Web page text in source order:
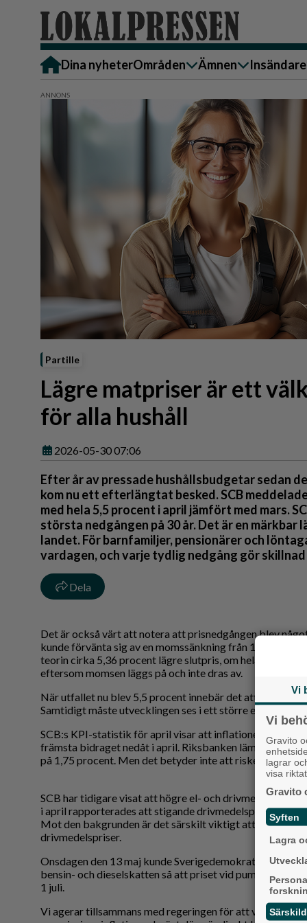
Dina nyheterOmråden
Alingsås
Härryda
Lerum
Partille
Göteborg
Backa/Kärra
Hisingen
Sydväst
Ämnen
Bostad
Ekonomi
Krönika
Kultur & Nöje
Familj
Nyheter
Näringsliv
Omsorg
Politik
Reportage
Sport
Insändare
Skicka
Härryda
Lerum
Göteborg
Backa/
Hisingen
Sydväst
Partille
Lägre matpriser är ett
för alla hushåll
2026-05-30 07:06
Efter år av pressade hushållsbudgetar sedan
kom nu ett efterlängtat besked. SCB
med hela 5,5 procent i april jämfört med mars.
största nedgången på 30 år. Det är en märkbar
landet. För barnfamiljer, pensionärer och
vardagen, och varje tydlig nedgång gör
Dela
Det är också värt att notera att prisnedgången blev
kunde förvänta sig av en momssänkning från 12 till 6
teorin cirka 5,36 procent lägre slutpris, om hela effekten
eftersom momsen läggs på och inte dras av.
När utfallet nu blev 5,5 procent innebär det att
Samtidigt måste utvecklingen ses i ett större ekonomiskt
SCB:s KPI-statistik för april visar att inflationenfortsatt
främsta bidraget nedåt i april. Riksbanken lämnade
på 1,75 procent. Men det betyder inte att riskerna är
SCB har tidigare visat att högre el- och
i april rapporterades att stigande drivmedelspriser
Mot den bakgrunden är det särskilt viktigt att politiken
drivmedelspriser.
Onsdagen den 13 maj kunde Sverigedemokraterna och
bensin- och dieselskatten så att priset vid pump blir
1 juli.
Vi agerar tillsammans med regeringen för att värna den
Vi
Vi
Gravito
lagrar
visa
Gravito
Syften
Lagra